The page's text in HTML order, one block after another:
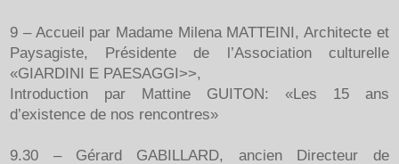
9 – Accueil par Madame Milena MATTEINI, Architecte et
Paysagiste, Présidente de l’Association culturelle
«GIARDINI E PAESAGGI>>,
Introduction par Mattine GUITON: «Les 15 ans
d’existence de nos rencontres»
9.30 – Gérard GABILLARD, ancien Directeur de